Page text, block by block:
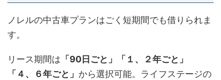
ノレルの中古車プランはごく短期間でも借りられま
す。
リース期間は 「90日ごと」「１、２年ごと」
「４、６年ごと」 から選択可能。ライフステージの